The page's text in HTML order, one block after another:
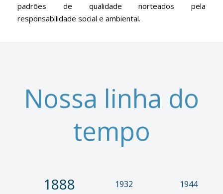
padrões de qualidade norteados pela
responsabilidade social e ambiental.
Nossa linha do
tempo
1888 1932 1944